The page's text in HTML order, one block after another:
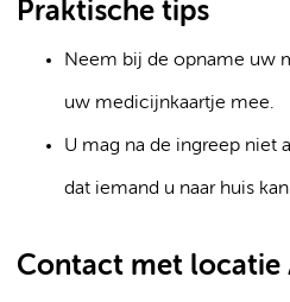
Praktische tips
Neem bij de opname uw
uw medicijnkaartje mee.
U mag na de ingreep niet
dat iemand u naar huis
Contact met locatie